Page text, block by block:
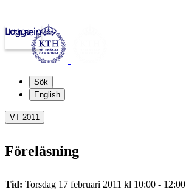
kth.se
Logga in
Sök
English
VT 2011
Föreläsning
Tid: Torsdag 17 februari 2011 kl 10:00 - 12:00